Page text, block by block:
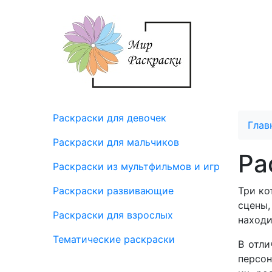
Раскраски для девочек
Раскраски для мальчиков
Раскраски из мультфильмов и игр
Раскраски развивающие
Раскраски для взрослых
Тематические раскраски
Три
В